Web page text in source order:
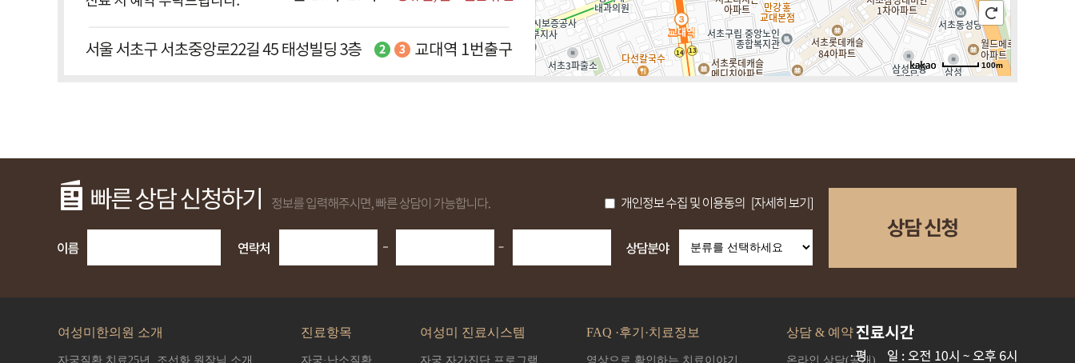
100m
여성미한의원 소개
자궁질환 치료25년, 조선화 원장님 소개
진료항목
자궁·난소질환
여성미 진료시스템
자궁 자가진단 프로그램
FAQ ·후기·치료정보
영상으로 확인하는 치료이야기
상담 & 예약
온라인 상담(공개)